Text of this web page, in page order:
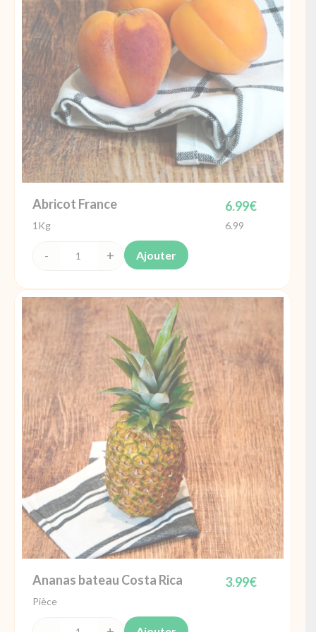
Abricot France 6.99€
1Kg 6.99
quantité
Abricot
France
Ajouter
Ananas bateau Costa Rica 3.99€
Pièce